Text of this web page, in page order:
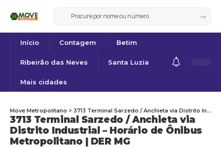
Início Contagem Betim
Ribeirão das Neves Santa Luzia
Mais cidades
3713 Terminal Sarzedo / Anchieta via
Distrito Industrial – Horário de Ônibus
Metropolitano | DER MG
Move Metropolitano > 3713 Terminal Sarzedo / Anchieta via Distrito Industrial – Horário de Ônibus Metropolitano | DER MG